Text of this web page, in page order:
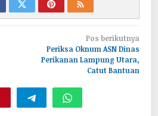
Pos berikutnya
Periksa Oknum ASN Dinas
Perikanan Lampung Utara,
Catut Bantuan